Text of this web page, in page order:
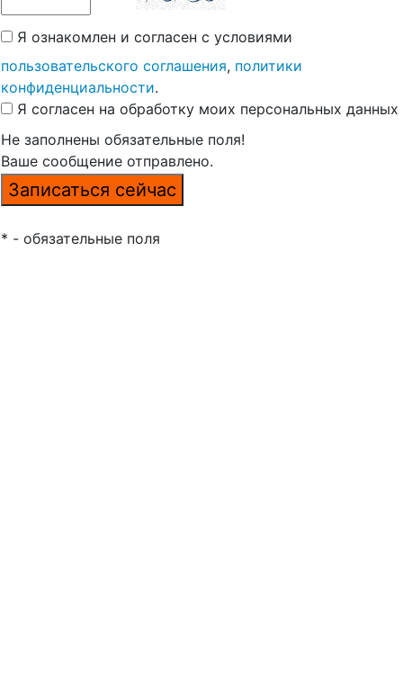
Я ознакомлен и согласен с условиями
пользовательского соглашения, политики
конфиденциальности.
Я согласен на обработку моих персональных данных
Не заполнены обязательные поля!
Ваше сообщение отправлено.
* - обязательные поля